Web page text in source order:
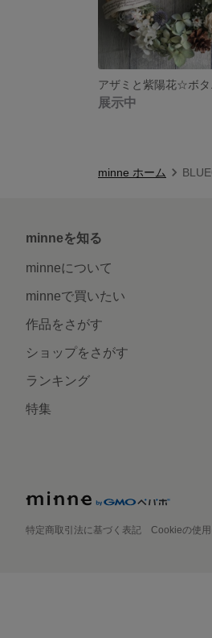
展示中
minne ホーム
minneを知る
minneについて
minneで買いたい
作品をさがす
ショップをさがす
ランキング
特集
特定商取引法に基づく表記 Cookieの使